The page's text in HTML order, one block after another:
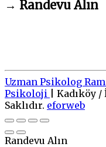
→ Randevu Alın
Uzman Psikolog
Psikoloji
Kadıköy /
Saklıdır. eforweb
Go
to
top
Randevu Alın